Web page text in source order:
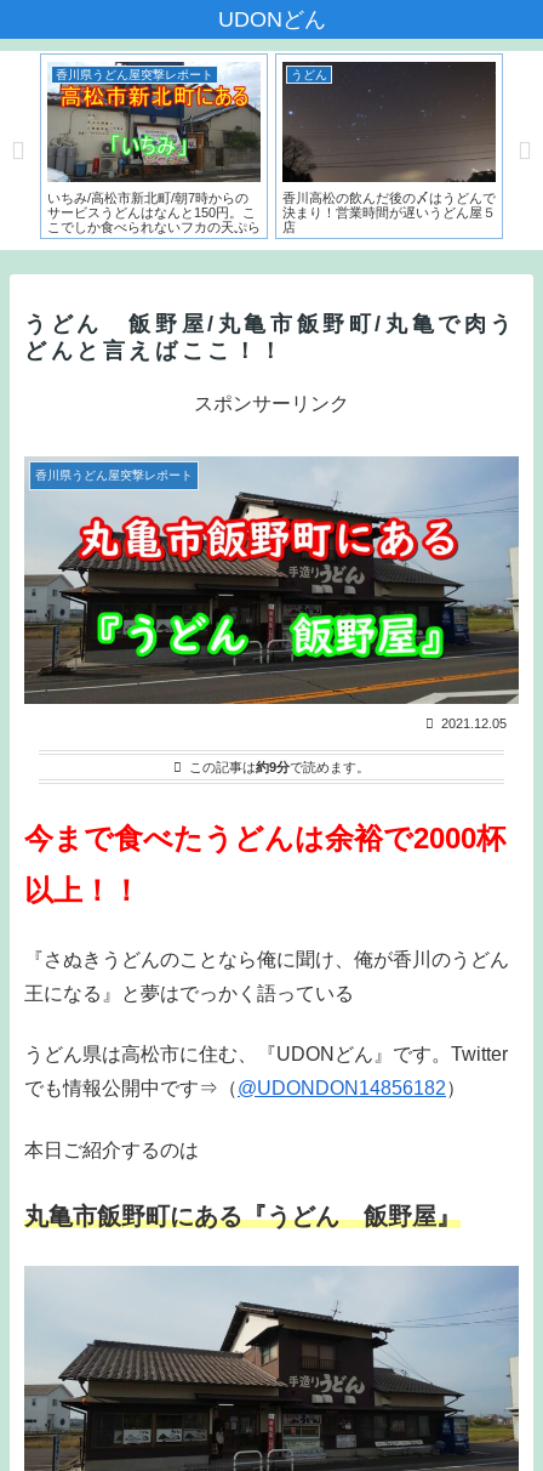
UDONどん
うどん
麺でぃ～ (さぬきうどん処 麺でぃ
～）志度/創作うどんも豊富にそろ
う、さぬき市の人気店
香川県うどん屋突撃レポート
手打うどん 源内 /さぬき市志度/う
どん屋密集地でウマいかしわ天を食
べる
うどん 飯野屋/丸亀市飯野町/丸亀で肉う
どんと言えばここ！！
スポンサーリンク
香川県うどん屋突撃レポート
2021.12.05
この記事は約9分で読めます。
今まで食べたうどんは余裕で2000杯
以上！！
『さぬきうどんのことなら俺に聞け、俺が香川のうどん
王になる』と夢はでっかく語っている
うどん県は高松市に住む、『UDONどん』です。Twitter
でも情報公開中です⇒（@UDONDON14856182）
本日ご紹介するのは
丸亀市飯野町にある『うどん 飯野屋』